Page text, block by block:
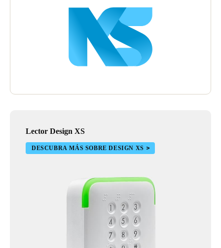
Lector Design XS
DESCUBRA MÁS SOBRE DESIGN XS